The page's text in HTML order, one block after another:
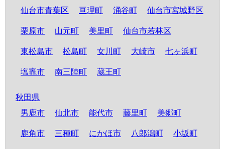
仙台市青葉区 亘理町 涌谷町 仙台市宮城野区
栗原市 山元町 美里町 仙台市若林区
東松島市 松島町 女川町 大崎市 七ヶ浜町
塩竈市 南三陸町 蔵王町
秋田県
男鹿市
仙北市 能代市 藤里町 美郷町
鹿角市 三種町 にかほ市 八郎潟町 小坂町